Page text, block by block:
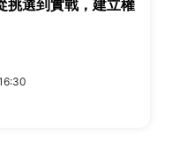
挑選到實戰，建立權